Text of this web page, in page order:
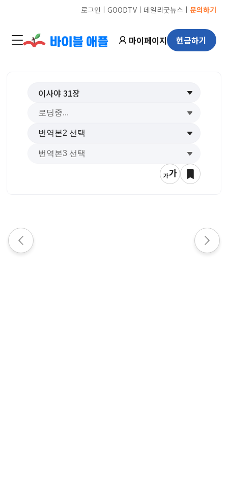
로그인 ㅣ GOODTVㅣ 데일리굿뉴스 ㅣ 문의하기
마이페이지 헌금하기
이사야31장